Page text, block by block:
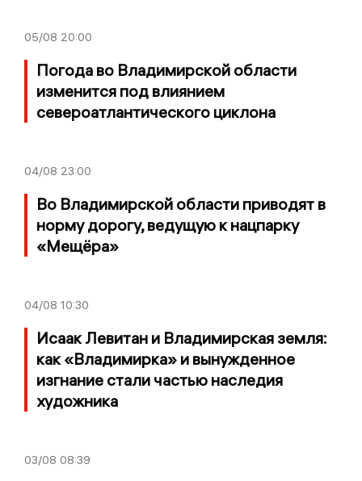
05/08 20:00
Погода во Владимирской области
изменится под влиянием
североатлантического циклона
04/08 23:00
Во Владимирской области приводят в
норму дорогу, ведущую к нацпарку
«Мещёра»
04/08 10:30
Исаак Левитан и Владимирская земля:
как «Владимирка» и вынужденное
изгнание стали частью наследия
художника
03/08 08:39